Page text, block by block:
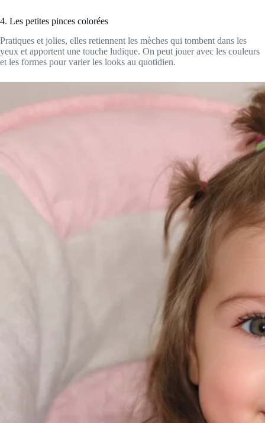
4. Les petites pinces colorées
Pratiques et jolies, elles retiennent les mèches qui tombent dans les
yeux et apportent une touche ludique. On peut jouer avec les couleurs
et les formes pour varier les looks au quotidien.